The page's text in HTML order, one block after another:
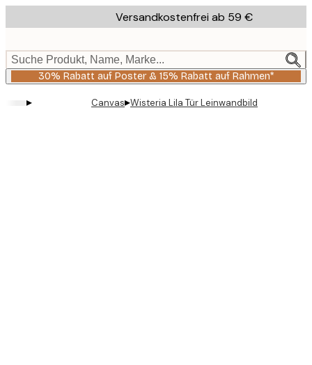
to
content.
Versandkostenfrei ab 59 €
Suche Produkt, Name, Marke...
30% Rabatt auf Poster & 15% Rabatt auf Rahmen*
▸ Canvas▸Wisteria Lila Tür Leinwandbild